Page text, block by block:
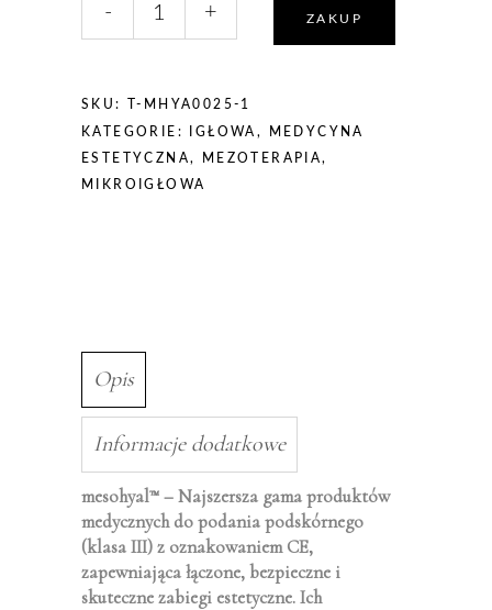
Mesoestetic
5ml
- + ZAKUP
SKU: T-MHYA0025-1
KATEGORIE: IGŁOWA ,
MEDYCYNA
ESTETYCZNA, MEZOTERAPIA,
MIKROIGŁOWA
Opis
Informacje dodatkowe
mesohyal™ – Najszersza gama produktów
medycznych do podania podskórnego
(klasa III) z oznakowaniem CE,
zapewniająca łączone, bezpieczne i
skuteczne zabiegi estetyczne. Ich